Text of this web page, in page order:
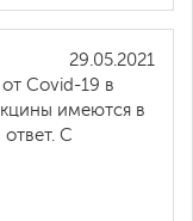
29.05.2021
Covid-19 в
имеются в
С